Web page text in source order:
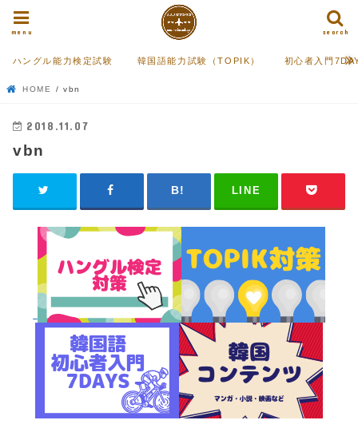
search
menu
ハングル能力検定試験 韓国語能力試験（TOPIK） 初心者入門
HOME vbn
2018.11.07
vbn
LINE